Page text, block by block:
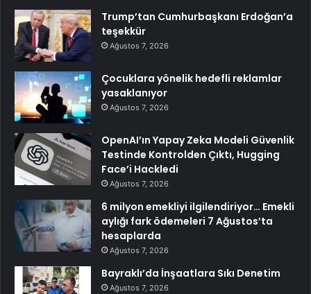
Trump’tan Cumhurbaşkanı Erdoğan’a
teşekkür
Ağustos 7, 2026
Çocuklara yönelik hedefli reklamlar
yasaklanıyor
Ağustos 7, 2026
OpenAI’ın Yapay Zeka Modeli Güvenlik
Testinde Kontrolden Çıktı, Hugging
Face’i Hackledi
Ağustos 7, 2026
6 milyon emekliyi ilgilendiriyor… Emekli
aylığı fark ödemeleri 7 Ağustos’ta
hesaplarda
Ağustos 7, 2026
Bayraklı’da İnşaatlara Sıkı Denetim
Ağustos 7, 2026